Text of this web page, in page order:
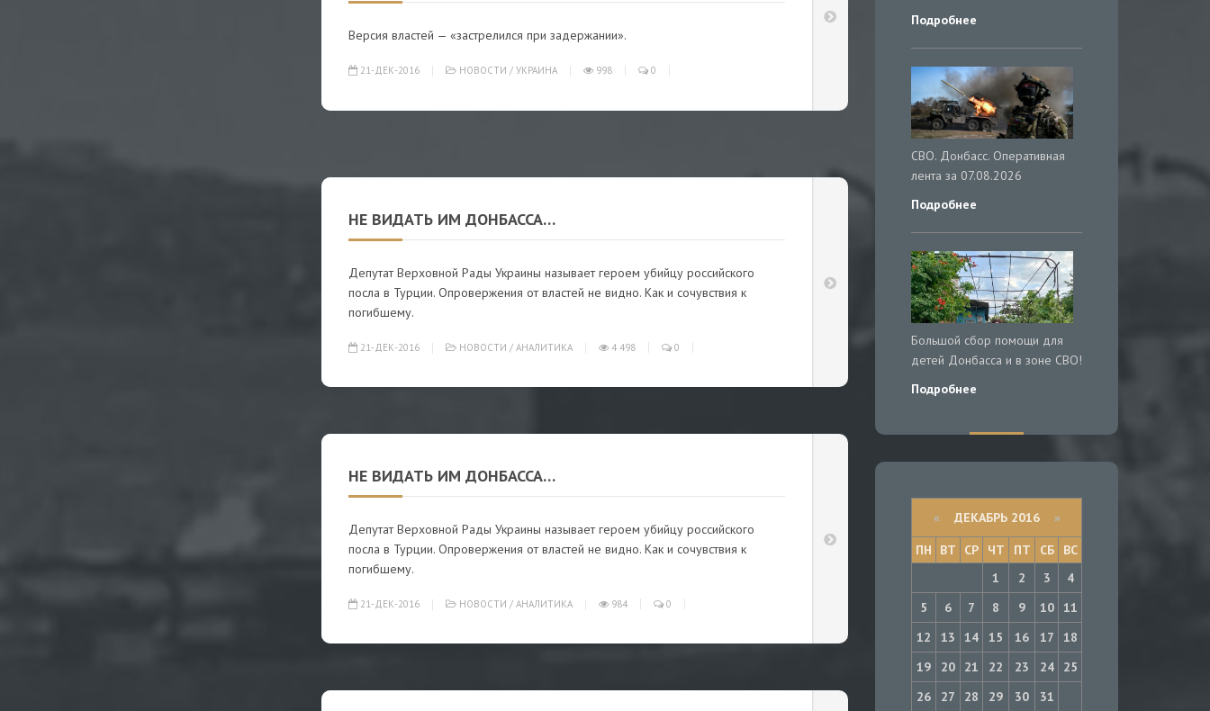
Версия властей — «застрелился при задержании».
21-ДЕК-2016 НОВОСТИ / УКРАИНА 998 0
НЕ ВИДАТЬ ИМ ДОНБАССА…
Депутат Верховной Рады Украины называет героем убийцу российского
посла в Турции. Опровержения от властей не видно. Как и сочувствия к
погибшему.
21-ДЕК-2016 НОВОСТИ / АНАЛИТИКА 4 498 0
НЕ ВИДАТЬ ИМ ДОНБАССА…
Депутат Верховной Рады Украины называет героем убийцу российского
посла в Турции. Опровержения от властей не видно. Как и сочувствия к
погибшему.
21-ДЕК-2016 НОВОСТИ / АНАЛИТИКА 984 0
Подробнее
СВО. Донбасс. Оперативная
лента за 07.08.2026
Подробнее
Большой сбор помощи для
детей Донбасса и в зоне СВО!
Подробнее
« ДЕКАБРЬ 2016 »
ПН
ВТ СР ЧТ ПТ СБ
ВС
1
2 3
4
5
6 7 8 9 10 11
12
13 14 15 16 17
18
19
20 21 22 23 24
25
26
27 28 29 30 31